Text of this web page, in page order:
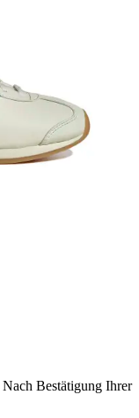
Nach Bestätigung Ihrer